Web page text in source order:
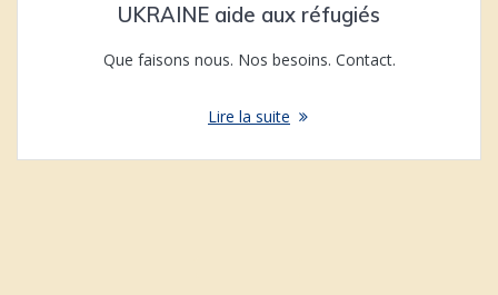
UKRAINE aide aux réfugiés
Que faisons nous. Nos besoins. Contact.
Lire la suite